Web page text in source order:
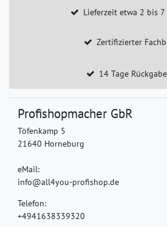
Lieferzeit etwa 2 bis 7
Zertifizierter
14 Tage
Profishopmacher GbR
Töfenkamp 5
21640 Horneburg
eMail:
info@all4you-profishop.de
Telefon:
+4941638339320